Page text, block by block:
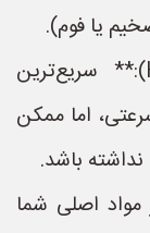
یا فوم).
۳. **چسب هره‌گوشتی (Hot Glue):** سریع‌ترین
اما ممکن
باشد.
اصلی شما